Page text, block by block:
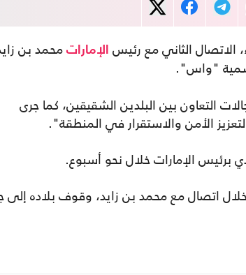
الاتصال الثاني مع رئيس الإمارات محمد بن
"واس".
التعاون بين البلدين الشقيقين، كما جرى
الأمن والاستقرار في المنطقة".
برئيس الإمارات خلال نحو أسبوع.
خلال اتصال مع محمد بن زايد، وقوف بلاده إلى